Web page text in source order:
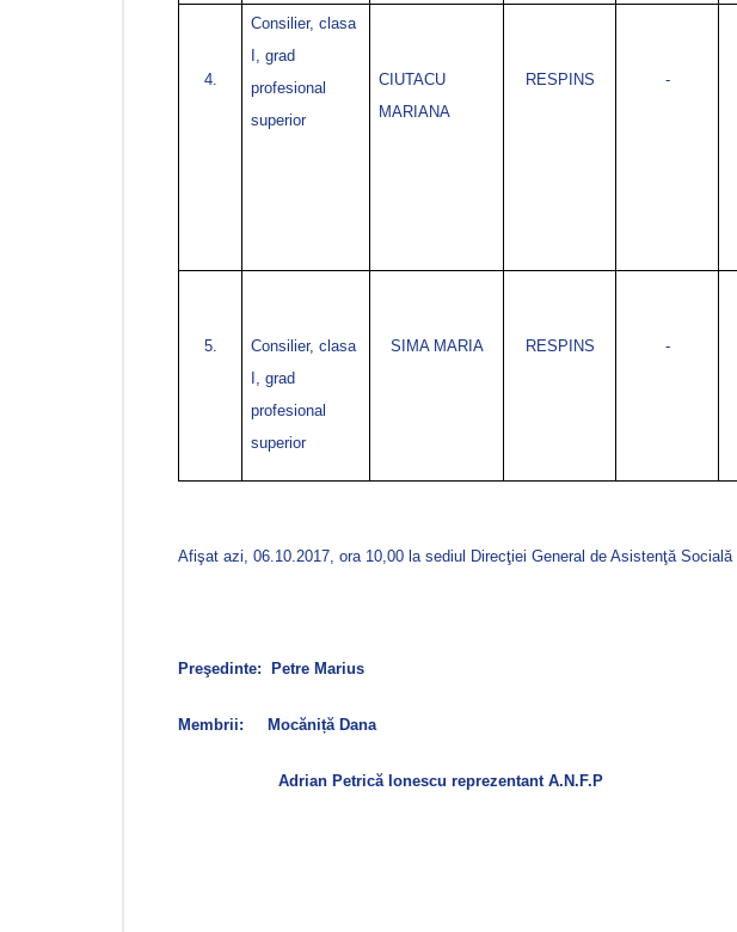
4.
Consilier, clasa
I, grad
profesional
superior
CIUTACU
MARIANA
RESPINS -
5.
Consilier, clasa
I, grad
profesional
superior
SIMA MARIA RESPINS -
Afişat azi, 06.10.2017, ora 10,00 la sediul Direcţiei General de Asistenţă
Preşedinte: Petre Marius
Membrii: Mocăniță Dana
Adrian Petrică Ionescu reprezentant A.N.F.P